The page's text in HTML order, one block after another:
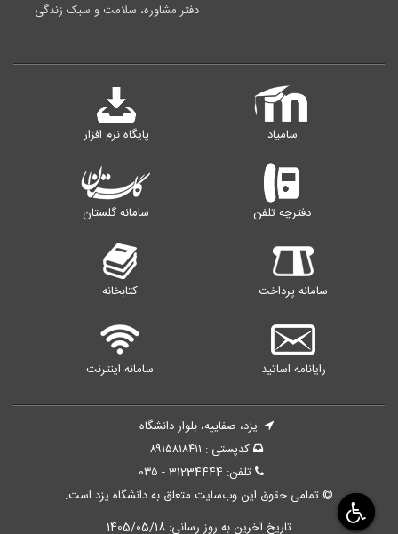
دفتر مشاوره، سلامت و سبک زندگی
سامیاد پایگاه نرم افزار
دفترچه تلفن سامانه گلستان
سامانه پرداخت کتابخانه
رایانامه اساتید سامانه اینترنت
یزد، صفاییه، بلوار دانشگاه
کدپستی : ۸۹۱۵۸۱۸۴۱۱
تلفن: 31234444 - ۰۳۵
© تمامی حقوق این وب‌سایت متعلق به دانشگاه یزد است.
تاریخ آخرین به روز رسانی: 1405/05/18